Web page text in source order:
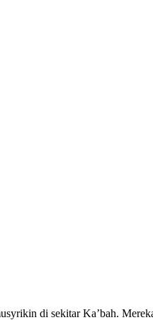
di sekitar Ka’bah.